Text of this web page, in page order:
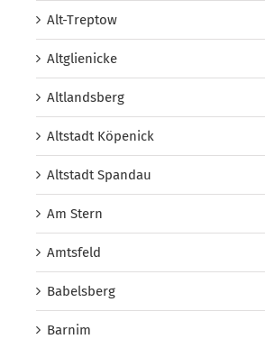
Alt-Treptow
Altglienicke
Altlandsberg
Altstadt Köpenick
Altstadt Spandau
Am Stern
Amtsfeld
Babelsberg
Barnim